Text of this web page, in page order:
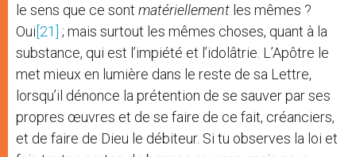
le sens que ce sont matériellement les mêmes ?
Oui [21] ; mais surtout les mêmes choses, quant à la
substance, qui est l’impiété et l’idolâtrie. L’Apôtre le
met mieux en lumière dans le reste de sa Lettre,
lorsqu’il dénonce la prétention de se sauver par ses
propres œuvres et de se faire de ce fait, créanciers,
et de faire de Dieu le débiteur. Si tu observes la loi et